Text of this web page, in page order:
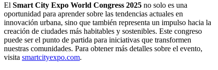
El Smart City Expo World Congress 2025 no solo es una
oportunidad para aprender sobre las tendencias actuales en
innovación urbana, sino que también representa un impulso hacia la
creación de ciudades más habitables y sostenibles. Este congreso
puede ser el punto de partida para iniciativas que transformen
nuestras comunidades. Para obtener más detalles sobre el evento,
visita smartcityexpo.com.